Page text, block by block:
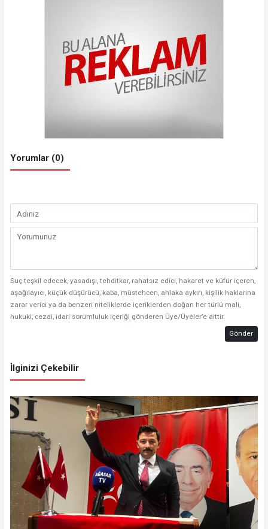
Yorumlar (0)
Suç teşkil edecek, yasadışı, tehditkar, rahatsız edici, hakaret ve küfür içeren,
aşağılayıcı, küçük düşürücü, kaba, müstehcen, ahlaka aykırı, kişilik haklarına
zarar verici ya da benzeri niteliklerde içeriklerden doğan her türlü mali,
hukuki, cezai, idari sorumluluk içeriği gönderen Üye/Üyeler’e aittir.
Gönder
İlginizi Çekebilir